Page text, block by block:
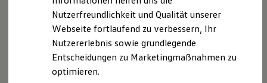
Sommer-Special
Reparatur, Pflege & Inspektion
Servicetermin anfragen
Service-Vorteile bei Volkswagen Nutzfahrzeuge
ServicePlus
Economy Service
Räder & Reifen Service
Umsatzst.-ID-Nr.: DE326683634
Registergericht: Osnabrück HRB213985
Geschäftsführerin: Eva Lampa
Nutzerfreundlichkeit und Qualität unserer
Webseite fortlaufend zu verbessern, Ihr
Nutzererlebnis sowie grundlegende
Entscheidungen zu Marketingmaßnahmen zu
optimieren.